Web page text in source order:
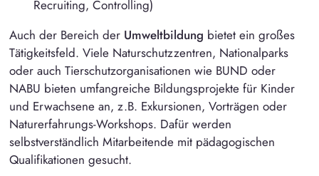
Recruiting, Controlling)
Auch der Bereich der Umweltbildung bietet ein großes
Tätigkeitsfeld. Viele Naturschutzzentren, Nationalparks
oder auch Tierschutzorganisationen wie BUND oder
NABU bieten umfangreiche Bildungsprojekte für Kinder
und Erwachsene an, z.B. Exkursionen, Vorträgen oder
Naturerfahrungs-Workshops. Dafür werden
selbstverständlich Mitarbeitende mit pädagogischen
Qualifikationen gesucht.